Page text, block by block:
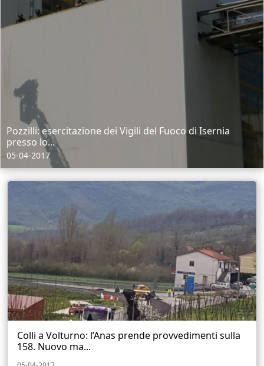
Pozzilli: esercitazione dei Vigili del Fuoco di Isernia
presso lo...
05-04-2017
Colli a Volturno: l’Anas prende provvedimenti sulla
158. Nuovo ma...